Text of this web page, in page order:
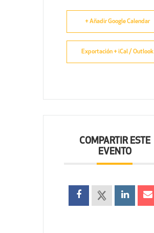
+ Añadir Google Calendar
Exportación + iCal / Outlook
COMPARTIR ESTE
EVENTO